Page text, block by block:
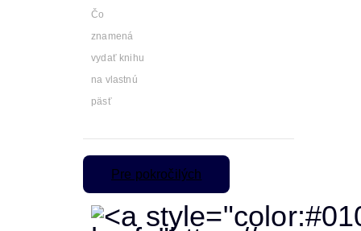
Čo
znamená
vydať knihu
na vlastnú
päsť
Pre pokročilých